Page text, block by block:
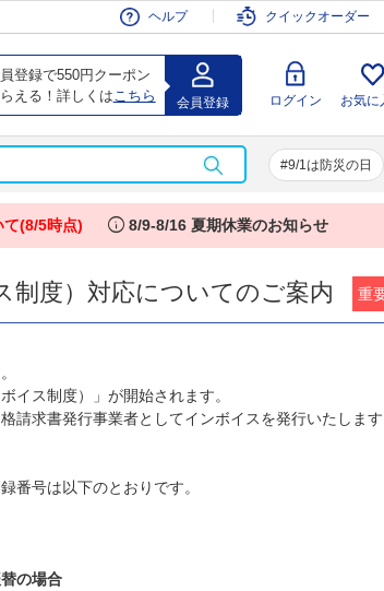
ヘルプ クイックオーダー
登録で550円クーポン
える！詳しくは こちら 会員登録 ログイン お気に
9/1は防災の日
会員登録 ログイン お
て(8/5時点) info 8/9-8/16 夏期休業のお知らせ
制度）対応についてのご案内 重
イス制度）」が開始されます。
請求書発行事業者としてインボイスを発行いたします
番号は以下のとおりです。
の場合